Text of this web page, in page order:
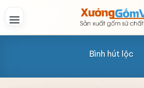
Bình hút lộc